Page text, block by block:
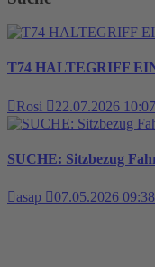
T74 HALTEGRIFF
Rosi 22.07.2026
SUCHE: Sitzbezug
asap 07.05.2026